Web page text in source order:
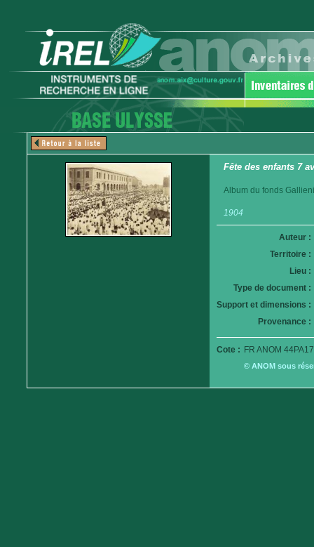
Fête des enfants 7
Album du fonds
1904
Auteur :
Territoire :
Lieu :
Type de document :
Support et dimensions :
Provenance :
Cote : FR ANOM
© ANOM sous